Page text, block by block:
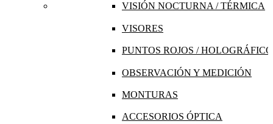
VISIÓN NOCTURNA / TÉRMICA
VISORES
PUNTOS ROJOS /
OBSERVACIÓN Y MEDICIÓN
MONTURAS
ACCESORIOS ÓPTICA